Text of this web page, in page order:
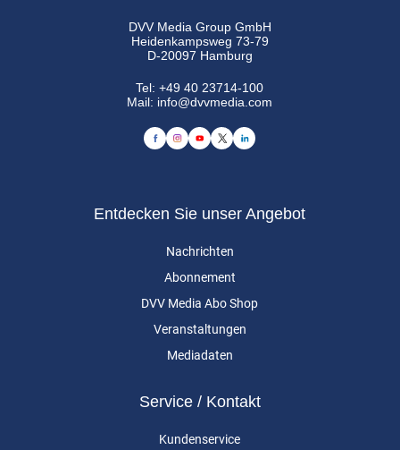
DVV Media Group GmbH
Heidenkampsweg 73-79
D-20097 Hamburg
Tel:+49 40 23714-100
Mail: info@dvvmedia.com
Entdecken Sie unser Angebot
Nachrichten
Abonnement
DVV Media Abo Shop
Veranstaltungen
Mediadaten
Service / Kontakt
Kundenservice